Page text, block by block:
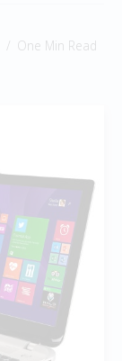
One Min Read